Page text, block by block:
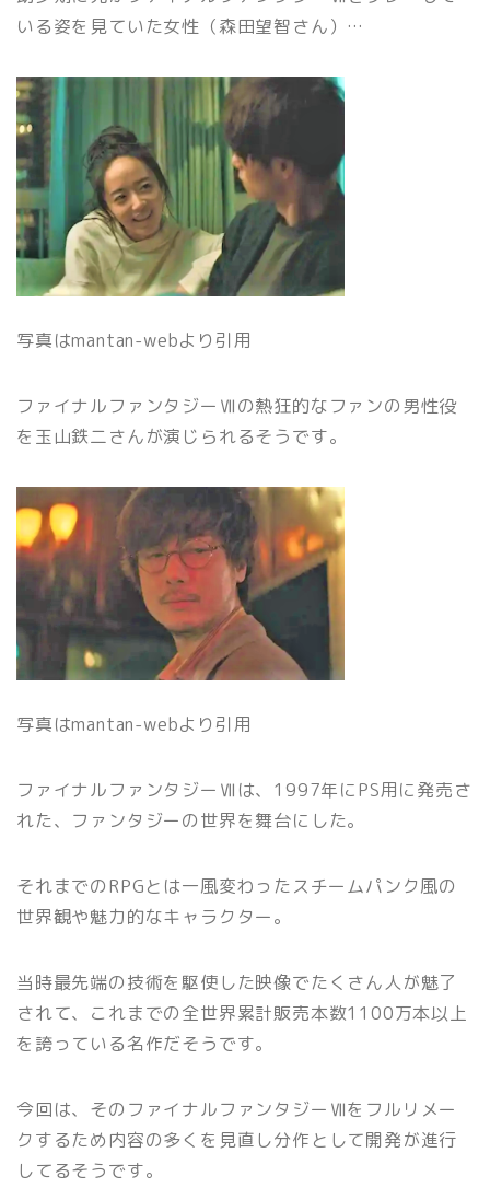
いる姿を見ていた女性（森田望智さん）…
写真はmantan-webより引用
ファイナルファンタジーⅦの熱狂的なファンの男性役
を玉山鉄二さんが演じられるそうです。
写真はmantan-webより引用
ファイナルファンタジーⅦは、1997年にPS用に発売さ
れた、ファンタジーの世界を舞台にした。
それまでのRPGとは一風変わったスチームパンク風の
世界観や魅力的なキャラクター。
当時最先端の技術を駆使した映像でたくさん人が魅了
されて、これまでの全世界累計販売本数1100万本以上
を誇っている名作だそうです。
今回は、そのファイナルファンタジーⅦを フルリメー
クするため内容の多くを見直し分作として開発が進行
してるそうです。